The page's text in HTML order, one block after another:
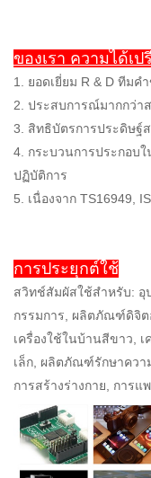
ของเรา ความได้เป
1. ยอดเยี่ยม R & D ทีม
2. ประสบการณ์มากกว่า
3. สิทธิบัตรการประดิษฐ์
4. กระบวนการประกอบ
ปฏิบัติการ
5. เนื่องจาก TS16949,
การประยุกต์ใช้
สวิทช์สัมผัสใช้สำหรับ:
กรรมการ, ผลิตภัณฑ์ดิจิต
เครื่องใช้ในบ้านสีขาว,
เล็ก, ผลิตภัณฑ์รักษาควา
การสร้างร่างกาย, การแ